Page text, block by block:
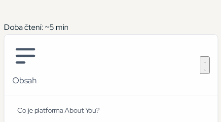
Doba čtení: ~5 min
Obsah
Co je platforma About You?